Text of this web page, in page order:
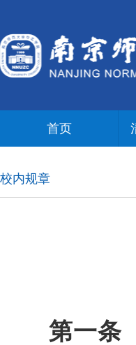
首页
校内规章
第一条